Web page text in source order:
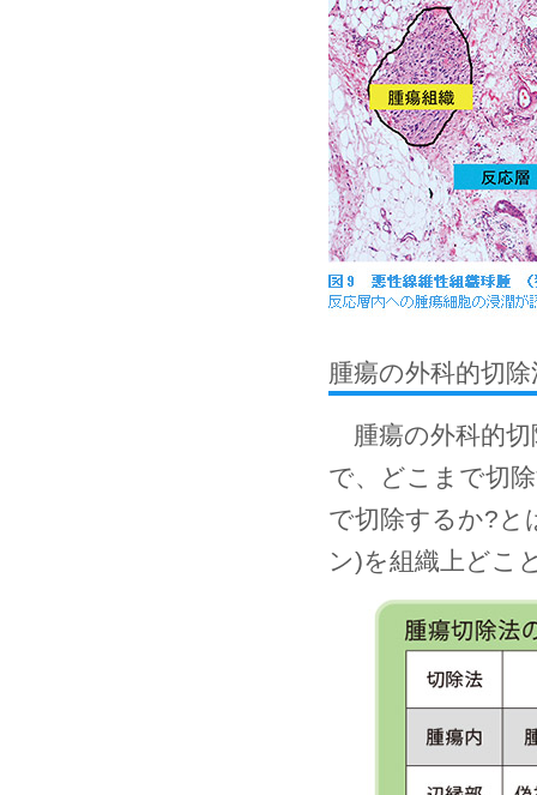
腫瘍の外科的切
腫瘍の外科的切
で、どこまで切
で切除するか?と
ン)を組織上どこ